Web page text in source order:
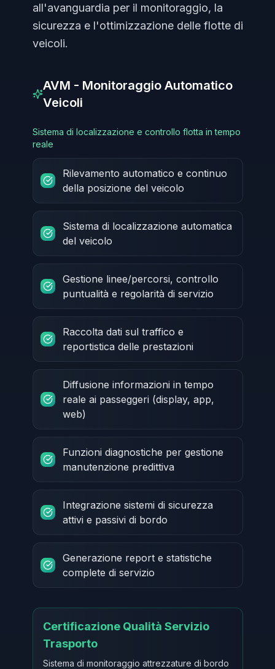
all'avanguardia per il monitoraggio, la
sicurezza e l'ottimizzazione delle flotte di
veicoli.
AVM - Monitoraggio Automatico
Veicoli
Sistema di localizzazione e controllo flotta in tempo
reale
Rilevamento automatico e continuo
della posizione del veicolo
Sistema di localizzazione automatica
del veicolo
Gestione linee/percorsi, controllo
puntualità e regolarità di servizio
Raccolta dati sul traffico e
reportistica delle prestazioni
Diffusione informazioni in tempo
reale ai passeggeri (display, app,
web)
Funzioni diagnostiche per gestione
manutenzione predittiva
Integrazione sistemi di sicurezza
attivi e passivi di bordo
Generazione report e statistiche
complete di servizio
Certificazione Qualità Servizio
Trasporto
Sistema di monitoraggio attrezzature di bordo